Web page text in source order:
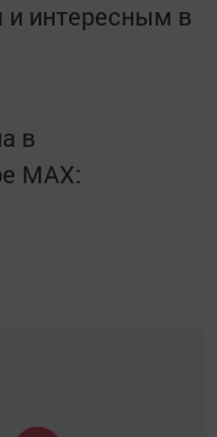
интересным в
в
MАХ: